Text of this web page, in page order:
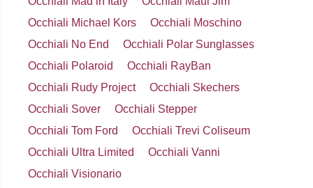
Occhiali Michael Kors
Occhiali Moschino
Occhiali No End
Occhiali Polar Sunglasses
Occhiali Polaroid
Occhiali RayBan
Occhiali Rudy Project
Occhiali Skechers
Occhiali Sover
Occhiali Stepper
Occhiali Tom Ford
Occhiali Trevi Coliseum
Occhiali Ultra Limited
Occhiali Vanni
Occhiali Visionario